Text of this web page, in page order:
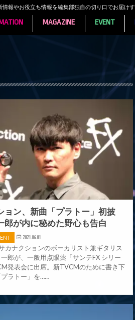
報やお役立ち情報を編集部独自の切り口でお届け
MAGAZINE EVENT
ョン、新曲「プラトー」初披
郎が内に秘めた野心も告白
2021.06.01
カナクションのボーカリスト兼ギタリス
一郎が、一般用点眼薬「サンテFX シリー
発表会に出席。新TVCMのために書き下
ラトー」を……